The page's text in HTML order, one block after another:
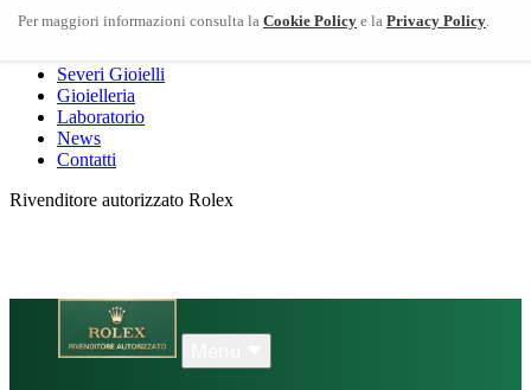
Dodo
Severi Gioielli
Gioielleria
Laboratorio
News
Contatti
Rivenditore autorizzato Rolex
Per maggiori informazioni consulta la Cookie Policy e la Privacy Policy.